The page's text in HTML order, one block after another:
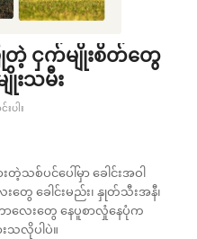
တဲ့ ငှက်မျိုးစိတ်တွေ
းသမီး
ပါး
သစ်ပင်ပေါ်မှာ ခေါင်းအဝါ
ေ ခေါင်းမည်း၊ နှုတ်သီးအနီ၊
လေးတွေ နေပူစာလှုံနေပုံက
သလိုပါပဲ။